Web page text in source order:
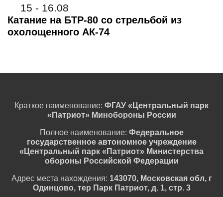
15 - 16.08
Катание на БТР-80 со стрельбой из
охолощенного АК-74
Краткое наименование: ФГАУ «Центральный парк
«Патриот» Минобороны России
Полное наименование: Федеральное
государственное автономное учреждение
«Центральный парк «Патриот» Министерства
обороны Российской Федерации
Адрес места нахождения: 143070, Московская обл, г
Одинцово, тер Парк Патриот, д. 1, стр. 3